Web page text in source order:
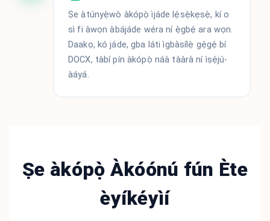
Ṣe àtúnyẹ̀wò àkópọ̀ ìjáde lẹ́sẹ̀kẹsẹ̀, kí o
sì fi àwọn àbájáde wéra ní ẹ̀gbẹ́ ara wọn.
Daakọ, kó jáde, gba láti ìgbàsílẹ̀ gẹ́gẹ́ bí
DOCX, tàbí pín àkópọ̀ náà tààrà ní ìṣẹ́jú-
àáyá.
Ṣe àkópọ̀ Àkóónú fún Ète
èyíkéyìí